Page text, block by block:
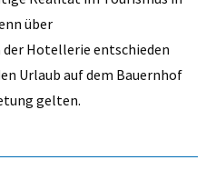
über
Hotellerie entschieden
Urlaub auf dem Bauernhof
gelten.